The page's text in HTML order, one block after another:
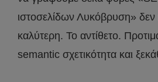
ιστοσελίδων Λυκόβρυση» δεν
καλύτερη. Το αντίθετο.
semantic σχετικότητα και